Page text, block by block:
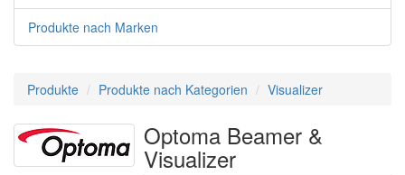
Produkte nach Marken
Produkte Produkte nach Kategorien Visualizer
Optoma Beamer &
Visualizer